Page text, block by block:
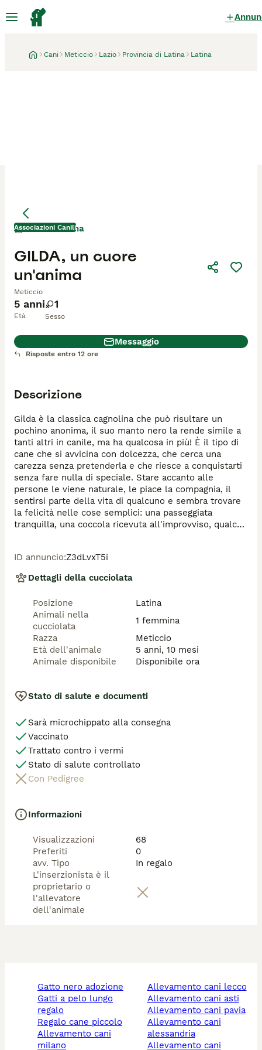
Cani Meticcio Lazio Provincia di Latina Latina
Associazioni Canili
5 anni
Età
1
Sesso
GILDA, un cuore
un'anima
Meticcio
1 mese Latina
Messaggio
Risposte entro 12 ore
Descrizione
Gilda è la classica cagnolina che può risultare un
pochino anonima, il suo manto nero la rende simile a
tanti altri in canile, ma ha qualcosa in più! È il tipo di
cane che si avvicina con dolcezza, che cerca una
carezza senza pretenderla e che riesce a conquistarti
senza fare nulla di speciale. Stare accanto alle
persone le viene naturale, le piace la compagnia, il
sentirsi parte della vita di qualcuno e sembra trovare
la felicità nelle cose semplici: una passeggiata
tranquilla, una coccola ricevuta all'improvviso, qualche
incredibilmente facile da amare. E' nata ad ottobre del
2020 ed è una taglia media. Si trova presso il canile
Galileo Galilei di Latina, si affida vaccinata,
adottabile al centro e nord Italia.
Pe info sulla sua adozione: amicibirillo@gmail.com
Se non rispondiamo subito è perché siamo a lavoro,
inviate un messaggio e sarete ricontattati. Grazie.
ID annuncio:Z3dLvxT5i
Dettagli della cucciolata
Posizione
Latina
Animali nella
cucciolata
1 femmina
Razza
Meticcio
Età dell'animale
5 anni, 10 mesi
Animale disponibile
Disponibile ora
Stato di salute e documenti
Sarà microchippato alla consegna
Vaccinato
Trattato contro i vermi
Stato di salute controllato
Con Pedigree
Informazioni
Visualizzazioni
68
Preferiti
0
avv. Tipo
In regalo
L'inserzionista è il
proprietario o
l'allevatore
dell'animale
gatto nero adozione
gatti a pelo lungo
regalo
regalo cane piccolo
allevamento cani
milano
allevamento cani lecco
allevamento cani asti
allevamento cani pavia
allevamento cani
alessandria
allevamento cani